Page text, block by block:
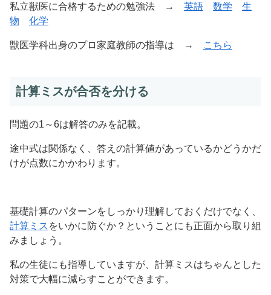
私立獣医に合格するための勉強法 → 英語 数学
生
物
化学
獣医学科出身のプロ家庭教師の指導は → こちら
計算ミスが合否を分ける
問題の1～6は解答のみを記載。
途中式は関係なく、答えの計算値があっているかどうかだ
けが点数にかかわります。
基礎計算のパターンをしっかり理解しておくだけでなく、
計算ミス をいかに防ぐか？ということにも正面から取り組
みましょう。
私の生徒にも指導していますが、計算ミスはちゃんとした
対策で大幅に減らすことができます。